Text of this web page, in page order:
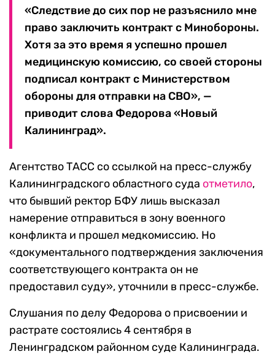
«Следствие до сих пор не разъяснило мне
право заключить контракт с Минобороны.
Хотя за это время я успешно прошел
медицинскую комиссию, со своей стороны
подписал контракт с Министерством
обороны для отправки на СВО», —
приводит слова Федорова «Новый
Калининград».
Агентство ТАСС со ссылкой на пресс-службу
Калининградского областного суда отметило,
что бывший ректор БФУ лишь высказал
намерение отправиться в зону военного
конфликта и прошел медкомиссию. Но
«документального подтверждения заключения
соответствующего контракта он не
предоставил суду», уточнили в пресс-службе.
Слушания по делу Федорова о присвоении и
растрате состоялись 4 сентября в
Ленинградском районном суде Калининграда.